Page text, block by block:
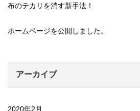
布のテカリを消す新手法！
ホームページを公開しました。
アーカイブ
2020年2月